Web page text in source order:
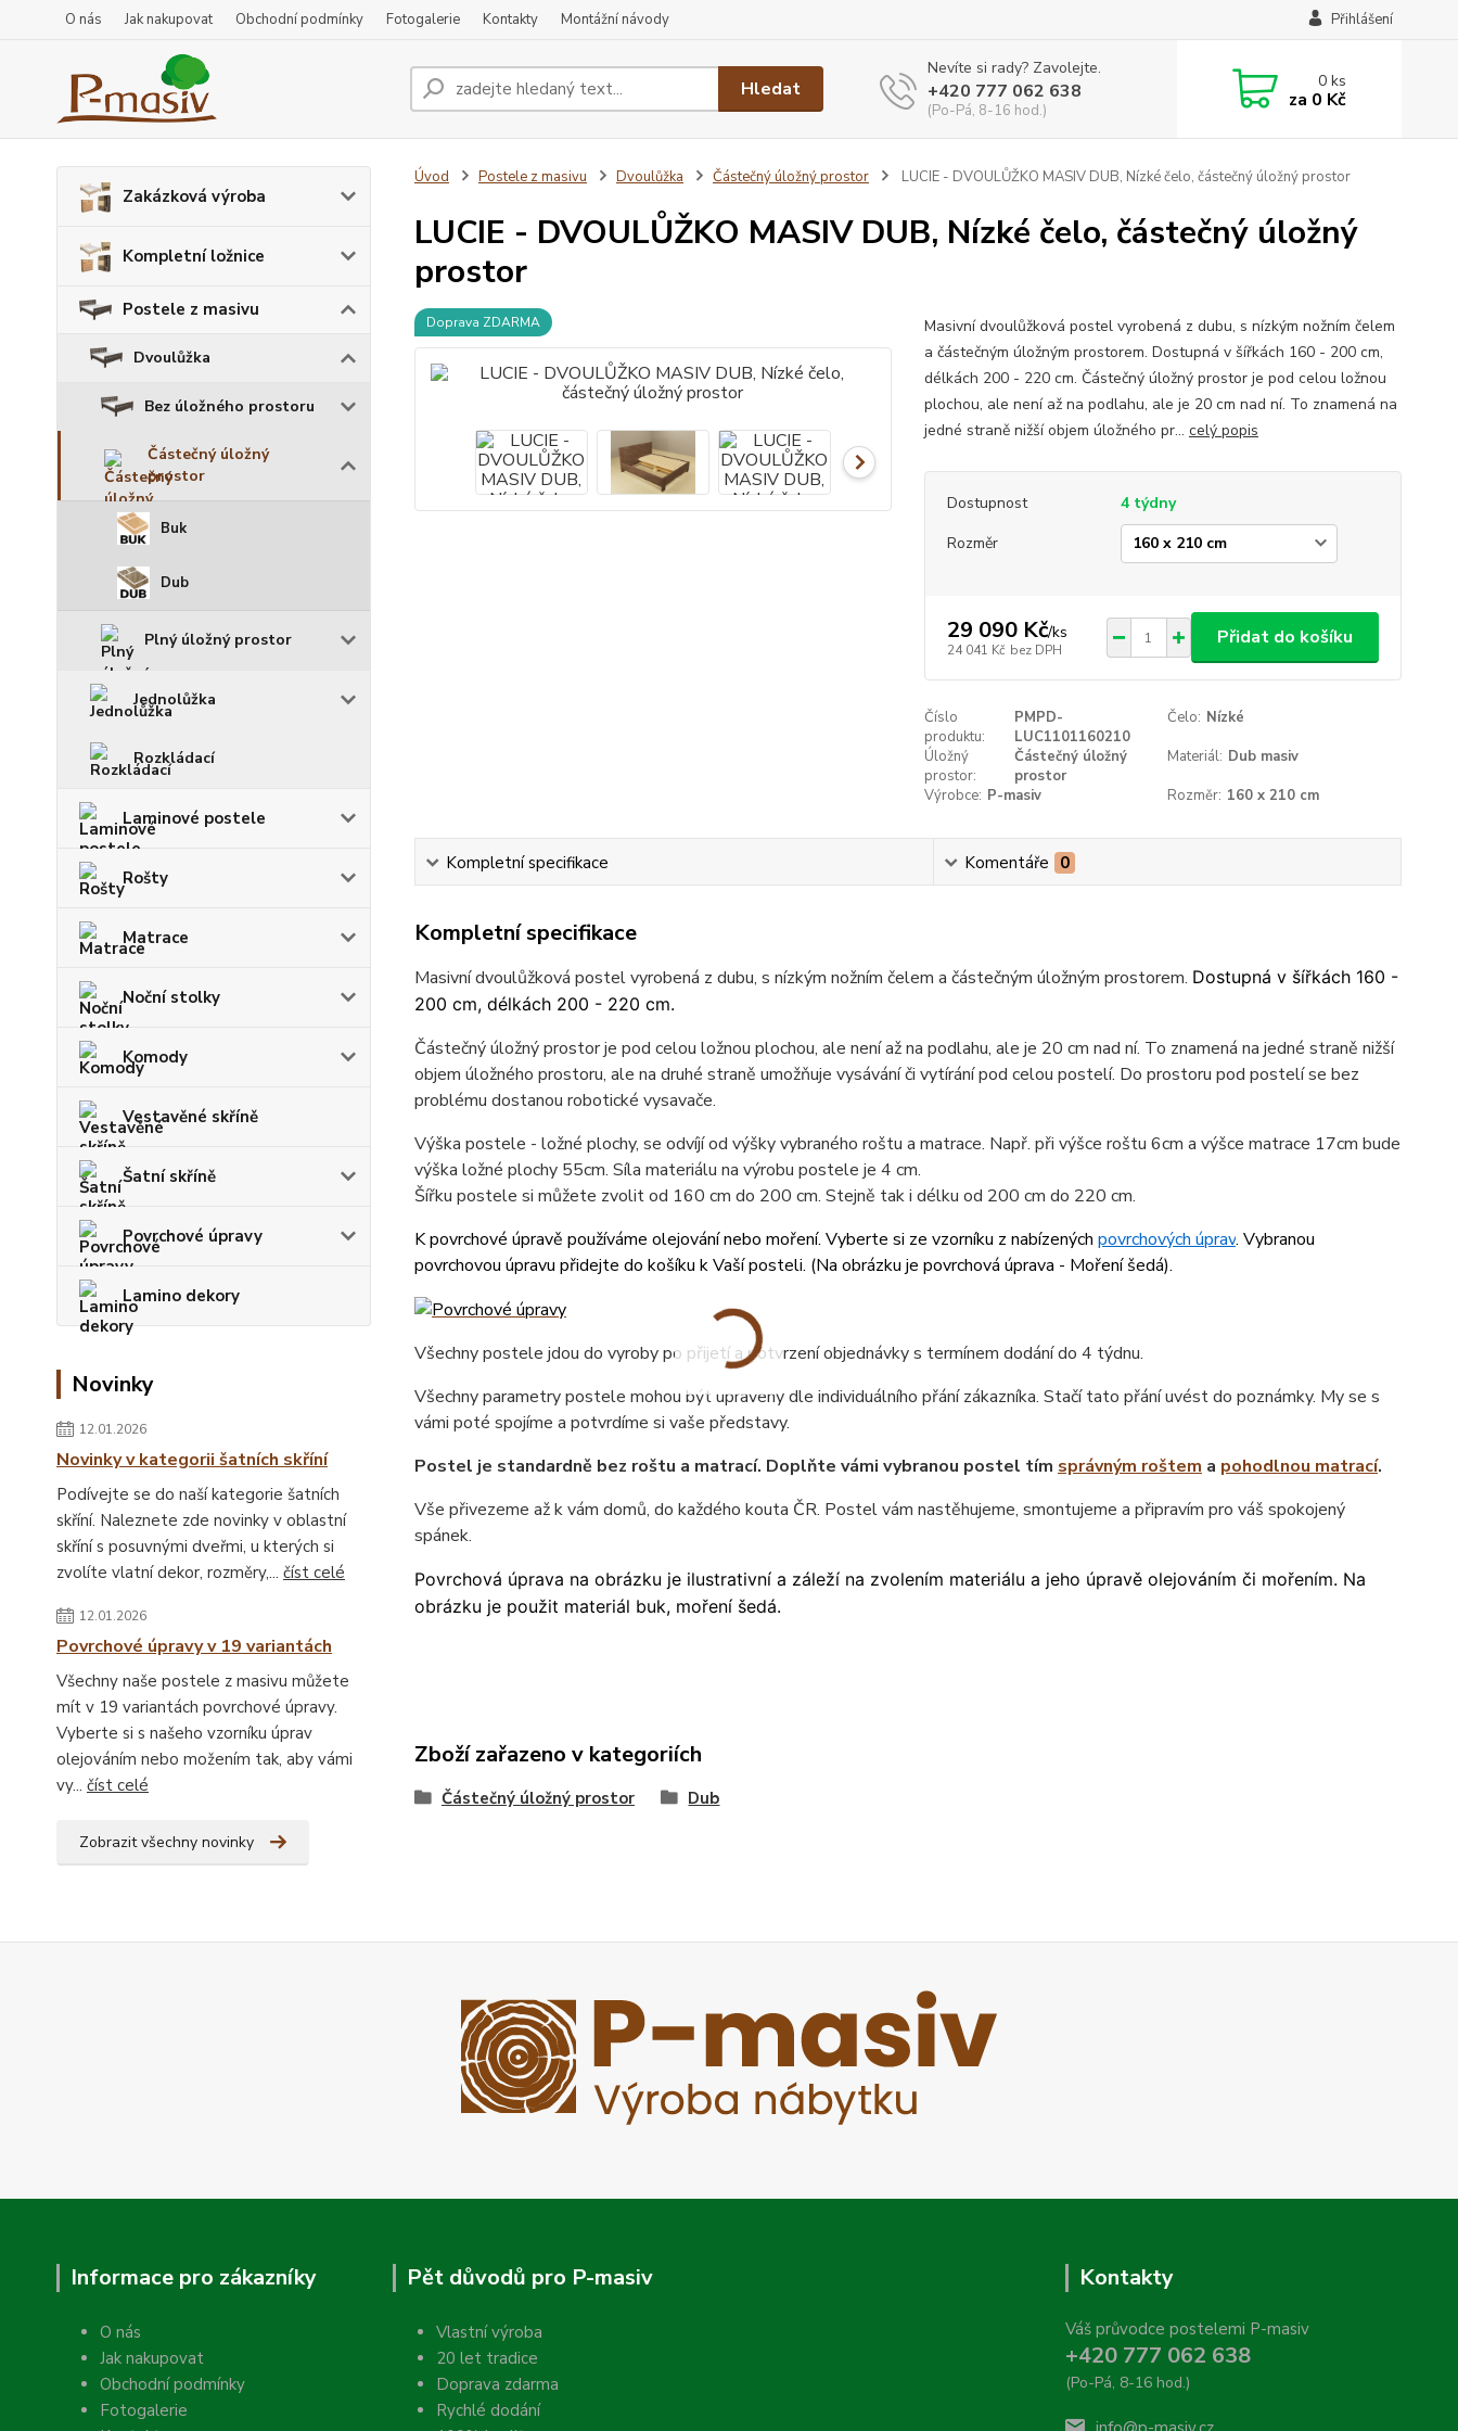
O nás Jak nakupovat Obchodní podmínky Fotogalerie Kontakty Montážní návody Přihlášení
Hledat
Nevíte si rady? Zavolejte.
+420 777 062 638
(Po-Pá, 8-16 hod.)
0ks
za 0 Kč
Zakázková výroba
Kompletní ložnice
Postele z masivu
Dvoulůžka
Bez úložného prostoru
Částečný úložný
prostor
Buk
Dub
Plný úložný prostor
Jednolůžka
Rozkládací
Laminové postele
Rošty
Matrace
Noční stolky
Komody
Vestavěné skříně
Šatní skříně
Povrchové úpravy
Lamino dekory
Novinky
12.01.2026
Novinky v kategorii šatních skříní
Podívejte se do naší kategorie šatních
skříní. Naleznete zde novinky v oblastní
skříní s posuvnými dveřmi, u kterých si
zvolíte vlatní dekor, rozměry,... číst celé
12.01.2026
Povrchové úpravy v 19 variantách
Všechny naše postele z masivu můžete
mít v 19 variantách povrchové úpravy.
Vyberte si s našeho vzorníku úprav
olejováním nebo možením tak, aby vámi
vy... číst celé
Zobrazit všechny novinky
Úvod Postele z masivu Dvoulůžka Částečný úložný prostor LUCIE - DVOULŮŽKO MASIV DUB, Nízké čelo, částečný úložný prostor
LUCIE - DVOULŮŽKO MASIV DUB, Nízké čelo, částečný úložný
prostor
Doprava ZDARMA
Masivní dvoulůžková postel vyrobená z dubu, s nízkým nožním čelem
a částečným úložným prostorem. Dostupná v šířkách 160 - 200 cm,
délkách 200 - 220 cm. Částečný úložný prostor je pod celou ložnou
plochou, ale není až na podlahu, ale je 20 cm nad ní. To znamená na
jedné straně nižší objem úložného pr... celý popis
Dostupnost
4 týdny
Rozměr
29 090 Kč/ks
24 041 Kč bez DPH
Přidat do košíku
Číslo
produktu:
PMPD-
LUC1101160210
Čelo: Nízké
Úložný
prostor:
Částečný úložný
prostor
Materiál: Dub masiv
Výrobce: P-masiv Rozměr: 160 x 210 cm
Kompletní specifikace Komentáře 0
Kompletní specifikace
Masivní dvoulůžková postel vyrobená z dubu, s nízkým nožním čelem a částečným úložným prostorem. Dostupná v šířkách 160 -
200 cm, délkách 200 - 220 cm.
Částečný úložný prostor je pod celou ložnou plochou, ale není až na podlahu, ale je 20 cm nad ní. To znamená na jedné straně nižší
objem úložného prostoru, ale na druhé straně umožňuje vysávání či vytírání pod celou postelí. Do prostoru pod postelí se bez
problému dostanou robotické vysavače.
Výška postele - ložné plochy, se odvíjí od výšky vybraného roštu a matrace. Např. při výšce roštu 6cm a výšce matrace 17cm bude
výška ložné plochy 55cm. Síla materiálu na výrobu postele je 4 cm.
Šířku postele si můžete zvolit od 160 cm do 200 cm. Stejně tak i délku od 200 cm do 220 cm.
K povrchové úpravě používáme olejování nebo moření. Vyberte si ze vzorníku z nabízených povrchových úprav. Vybranou
povrchovou úpravu přidejte do košíku k Vaší posteli. (Na obrázku je povrchová úprava - Moření šedá).
Všechny postele jdou do vyroby po přijetí a potvrzení objednávky s termínem dodání do 4 týdnu.
Všechny parametry postele mohou být upraveny dle individuálního přání zákazníka. Stačí tato přání uvést do poznámky. My se s
vámi poté spojíme a potvrdíme si vaše představy.
Postel je standardně bez roštu a matrací. Doplňte vámi vybranou postel tím správným roštem a pohodlnou matrací.
Vše přivezeme až k vám domů, do každého kouta ČR. Postel vám nastěhujeme, smontujeme a připravím pro váš spokojený
spánek.
Povrchová úprava na obrázku je ilustrativní a záleží na zvolením materiálu a jeho úpravě olejováním či mořením. Na
obrázku je použit materiál buk, moření šedá.
Zboží zařazeno v kategoriích
Částečný úložný prostor Dub
Informace pro zákazníky
O nás
Jak nakupovat
Obchodní podmínky
Fotogalerie
Pět důvodů pro P-masiv
Vlastní výroba
20 let tradice
Doprava zdarma
Rychlé dodání
Kontakty
Váš průvodce postelemi P-masiv
+420 777 062 638
(Po-Pá, 8-16 hod.)